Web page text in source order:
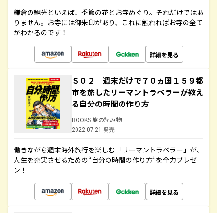
鎌倉の観光といえば、季節の花とお寺めぐり。それだけではあ
りません。お寺には御朱印があり、これに触れればお寺の全て
がわかるのです！
詳細を見る
Ｓ０２ 週末だけで７０ヵ国１５９都
市を旅したリーマントラベラーが教え
る自分の時間の作り方
BOOKS 旅の読み物
2022.07.21 発売
働きながら週末海外旅行を楽しむ「リーマントラベラー」が、
人生を充実させるための“自分の時間の作り方”を全力プレゼ
ン！
詳細を見る